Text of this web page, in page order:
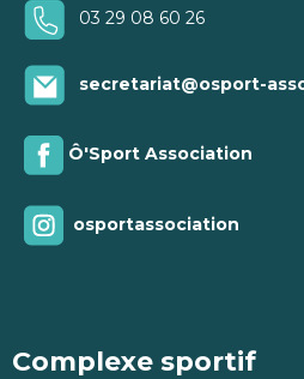
03 29 08 60 26
secretariat@osport-
Ô'Sport Association
osportassociation
Complexe sportif